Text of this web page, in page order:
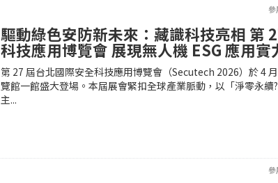
參
驅動綠色安防新未來：藏識科技亮相 第
科技應用博覽會 展現無人機 ESG 應用實
第 27 屆台北國際安全科技應用博覽會（Secutech 2026）於 4
覽館一館盛大登場。本屆展會緊扣全球產業脈動，以「淨零永續
主...
參